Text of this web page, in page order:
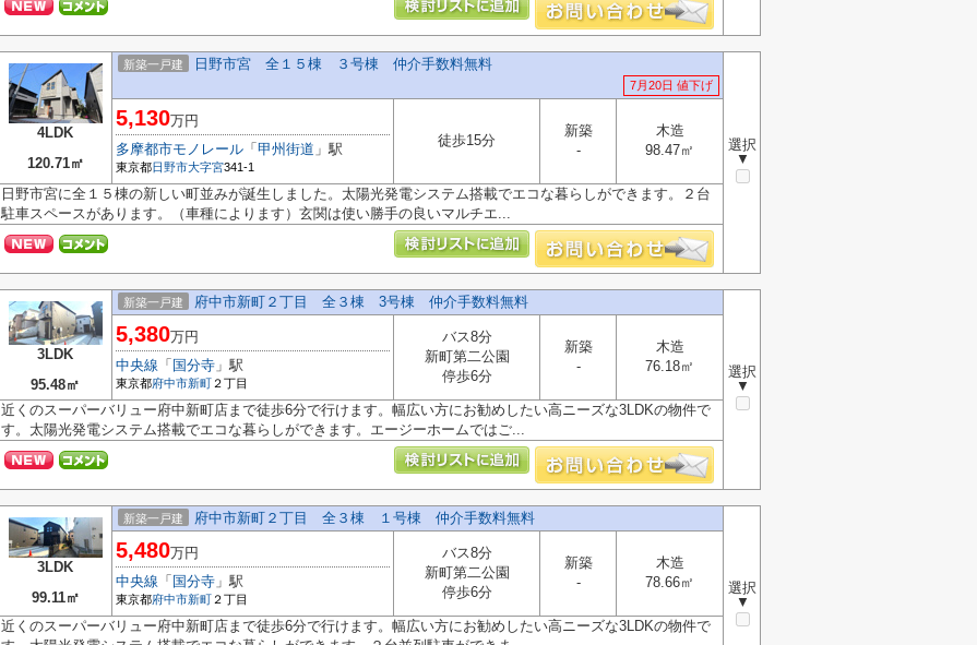
4LDK
120.71㎡
新築一戸建 日野市宮 全１５棟 ３号棟 仲介手数料無料
7月20日 値下げ
選択
▼
5,130万円
多摩都市モノレール 「 甲州街道 」駅
東京都日野市大字宮341-1
徒歩15分
新築
-
木造
98.47㎡
日野市宮に全１５棟の新しい町並みが誕生しました。太陽光発電システム搭載でエコな暮らしができます。２台
駐車スペースがあります。（車種によります）玄関は使い勝手の良いマルチエ...
3LDK
95.48㎡
新築一戸建 府中市新町２丁目 全３棟 3号棟 仲介手数料無料
選択
▼
5,380万円
中央線 「 国分寺 」駅
東京都府中市新町 ２丁目
バス8分
新町第二公園
停歩6分
新築
-
木造
76.18㎡
近くのスーパーバリュー府中新町店まで徒歩6分で行けます。幅広い方にお勧めしたい高ニーズな3LDKの物件で
す。太陽光発電システム搭載でエコな暮らしができます。エージーホームではご...
3LDK
99.11㎡
新築一戸建 府中市新町２丁目 全３棟 １号棟 仲介手数料無料
選択
▼
5,480万円
中央線 「 国分寺 」駅
東京都府中市新町 ２丁目
バス8分
新町第二公園
停歩6分
新築
-
木造
78.66㎡
近くのスーパーバリュー府中新町店まで徒歩6分で行けます。幅広い方にお勧めしたい高ニーズな3LDKの物件で